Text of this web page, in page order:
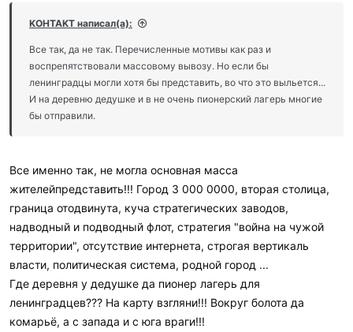
и
и
:
KOHTAKT написал(а):
Все так, да не так. Перечисленные мотивы как раз и
воспрепятствовали массовому вывозу. Но если бы
ленинградцы могли хотя бы представить, во что это выльется...
И на деревню дедушке и в не очень пионерский лагерь многие
бы отправили.
Все именно так, не могла основная масса
жителейпредставить!!! Город 3 000 0000, вторая столица,
граница отодвинута, куча стратегических заводов,
надводный и подводный флот, стратегия "война на чужой
территории", отсутствие интернета, строгая вертикаль
власти, политическая система, родной город ...
Где деревня у дедушке да пионер лагерь для
ленинградцев??? На карту взгляни!!! Вокруг болота да
комарьё, а с запада и с юга враги!!!